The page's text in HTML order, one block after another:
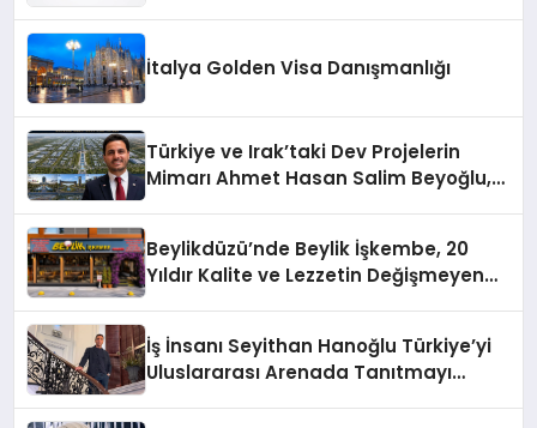
İtalya Golden Visa Danışmanlığı
Türkiye ve Irak’taki Dev Projelerin
Mimarı Ahmet Hasan Salim Beyoğlu,
Hayata Geçirecek
Beylikdüzü’nde Beylik İşkembe, 20
Yıldır Kalite ve Lezzetin Değişmeyen
İş İnsanı Seyithan Hanoğlu Türkiye’yi
Uluslararası Arenada Tanıtmayı